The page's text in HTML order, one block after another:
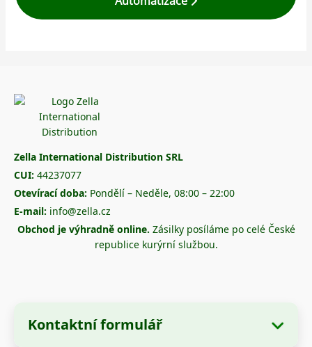
Zella International Distribution SRL
CUI: 44237077
Otevírací doba: Pondělí – Neděle, 08:00 – 22:00
E-mail: info@zella.cz
Obchod je výhradně online. Zásilky posíláme po celé České
republice kurýrní službou.
Kontaktní formulář